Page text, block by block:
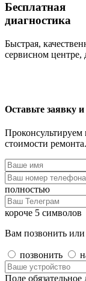
Бесплатная
диагностика
Быстрая,
сервисном центре,
Оставьте заявку
стоимости ремонта.
полностью
короче 5 символов
Вам позвонить или
позвонить
Поле обязательное